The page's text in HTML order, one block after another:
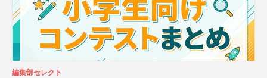
編集部セレクト